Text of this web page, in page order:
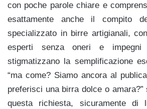
con poche parole chiare e
esattamente anche il compito
specializzato in birre artigianali,
esperti senza oneri e impegni
stigmatizzano la semplificazione
“ma come? Siamo ancora al
preferisci una birra dolce o amara?”
questa richiesta, sicuramente di